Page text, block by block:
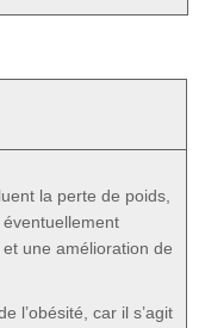
la perte de poids,
éventuellement
une amélioration de
l’obésité, car il s’agit